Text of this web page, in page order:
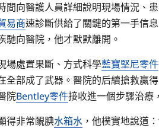
向醫護人員詳細說明現場情況、
易商速診斷供給了關鍵的第一手信
向醫院，他才默默離開。
場處置果斷、方式科學藍寶堅尼零件
部成了武器。醫院的后續搶救贏得
院Bentley零件接收進一個步驟治療
得非常靦腆水箱水 ，他樸實地說道